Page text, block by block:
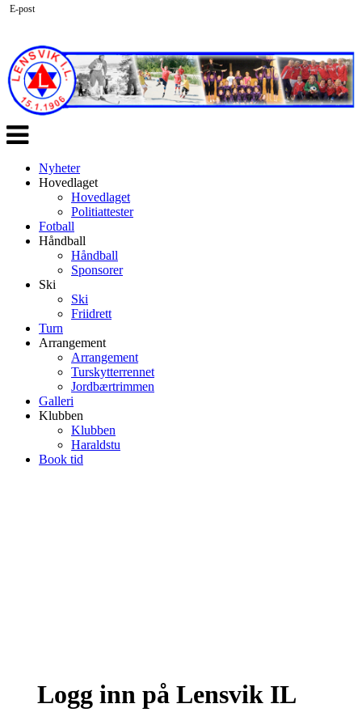
Veksle
navigasjon
Nyheter
Hovedlaget
Hovedlaget
Politiattester
Fotball
Håndball
Håndball
Sponsorer
Ski
Ski
Friidrett
Turn
Arrangement
Arrangement
Turskytterrennet
Jordbærtrimmen
Galleri
Klubben
Klubben
Haraldstu
Book tid
Logg inn på Lensvik IL
E-post